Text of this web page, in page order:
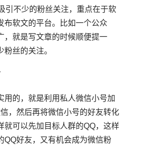
引不少的粉丝关注，重点在于软
布软文的平台。比如一个公众
，就是写文章的时候顺便提一
丝的关注。
的，就是利用私人微信小号加
，然后再将微信小号的好友转化
就可以先加目标人群的QQ，这样
QQ好友，又有机会成为微信粉